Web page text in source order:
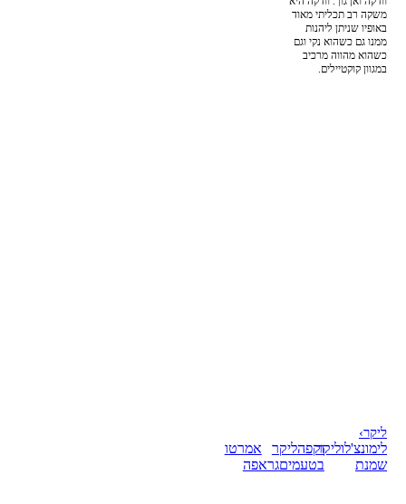
משקה רב תכליתי מאוד
באופיו שניתן ליהנות
ממנו גם כשהוא נקי וגם
כשהוא מהווה מרכיב
במגוון קוקטיילים.
ליקר›
לימונצ'לוליקר
שמנת
וקפהליקר
בטעמיםגראפה
אמרטו